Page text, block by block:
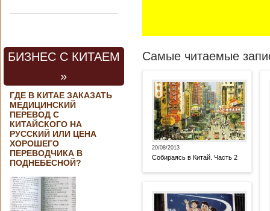
БИЗНЕС С КИТАЕМ
»
ГДЕ В КИТАЕ ЗАКАЗАТЬ
МЕДИЦИНСКИЙ
ПЕРЕВОД С
КИТАЙСКОГО НА
РУССКИЙ ИЛИ ЦЕНА
ХОРОШЕГО
ПЕРЕВОДЧИКА В
ПОДНЕБЕСНОЙ?
Самые читаемые
20/08/2013
Собираясь в Китай. Часть 2